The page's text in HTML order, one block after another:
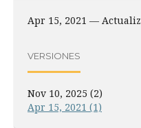
Apr 15, 2021 —
VERSIONES
Nov 10, 2025 (2)
Apr 15, 2021 (1)